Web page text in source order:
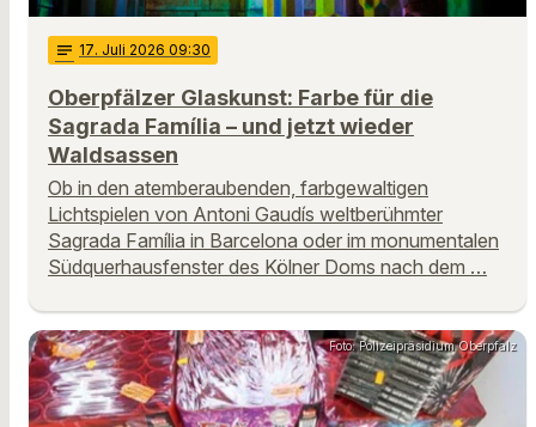
notes 17. Juli 2026 09:30
Oberpfälzer Glaskunst: Farbe für die
Sagrada Família – und jetzt wieder
Waldsassen
Ob in den atemberaubenden, farbgewaltigen
Lichtspielen von Antoni Gaudís weltberühmter
Sagrada Família in Barcelona oder im monumentalen
Südquerhausfenster des Kölner Doms nach dem …
Foto: Polizeipräsidium Oberpfalz